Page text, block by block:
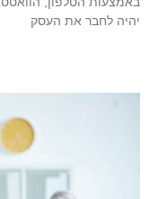
יהיה לחבר את העסק